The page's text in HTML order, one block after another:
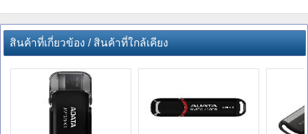
สินค้าที่เกี่ยวข้อง / สินค้าที่ใกล้เคียง